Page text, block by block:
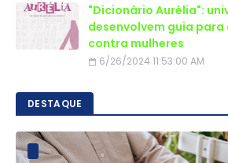
"Dicionário Aurélia":
desenvolvem guia
contra mulheres
6/26/2024 11:53:00 AM
DESTAQUE